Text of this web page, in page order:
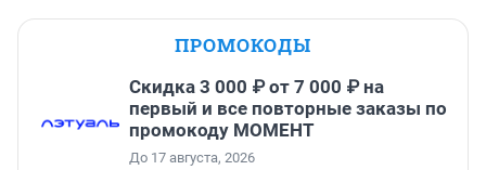
ПРОМОКОДЫ
Скидка 3 000 ₽ от 7 000 ₽ на
первый и все повторные заказы по
промокоду МОМЕНТ
До 17 августа, 2026